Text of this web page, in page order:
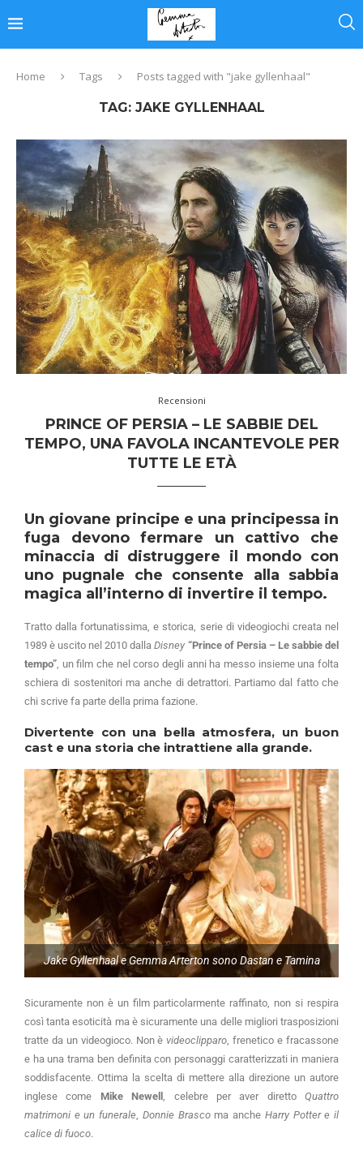
Home Tags Posts tagged with "jake gyllenhaal"
TAG: JAKE GYLLENHAAL
Recensioni
PRINCE OF PERSIA – LE SABBIE DEL
TEMPO, UNA FAVOLA INCANTEVOLE PER
TUTTE LE ETÀ
Un giovane principe e una principessa in
fuga devono fermare un cattivo che
minaccia di distruggere il mondo con
uno pugnale che consente alla sabbia
magica all’interno di invertire il tempo.
Tratto dalla fortunatissima, e storica, serie di videogiochi creata nel
1989 è uscito nel 2010 dallaDisney “Prince of Persia – Le sabbie del
tempo”, un film che nel corso degli anni ha messo insieme una folta
schiera di sostenitori ma anche di detrattori. Partiamo dal fatto che
chi scrive fa parte della prima fazione.
Divertente con una bella atmosfera, un buon
cast e una storia che intrattiene alla grande.
Jake Gyllenhaal e Gemma Arterton sono Dastan e Tamina
Sicuramente non è un film particolarmente raffinato, non si respira
così tanta esoticità ma è sicuramente una delle migliori trasposizioni
tratte da un videogioco. Non èvideoclipparo , frenetico e fracassone
e ha una trama ben definita con personaggi caratterizzati in maniera
soddisfacente. Ottima la scelta di mettere alla direzione un autore
inglese come Mike Newell , celebre per aver diretto Quattro
matrimoni e un funerale Donnie Brascoma anche Harry Potter e il
calice di fuoco.